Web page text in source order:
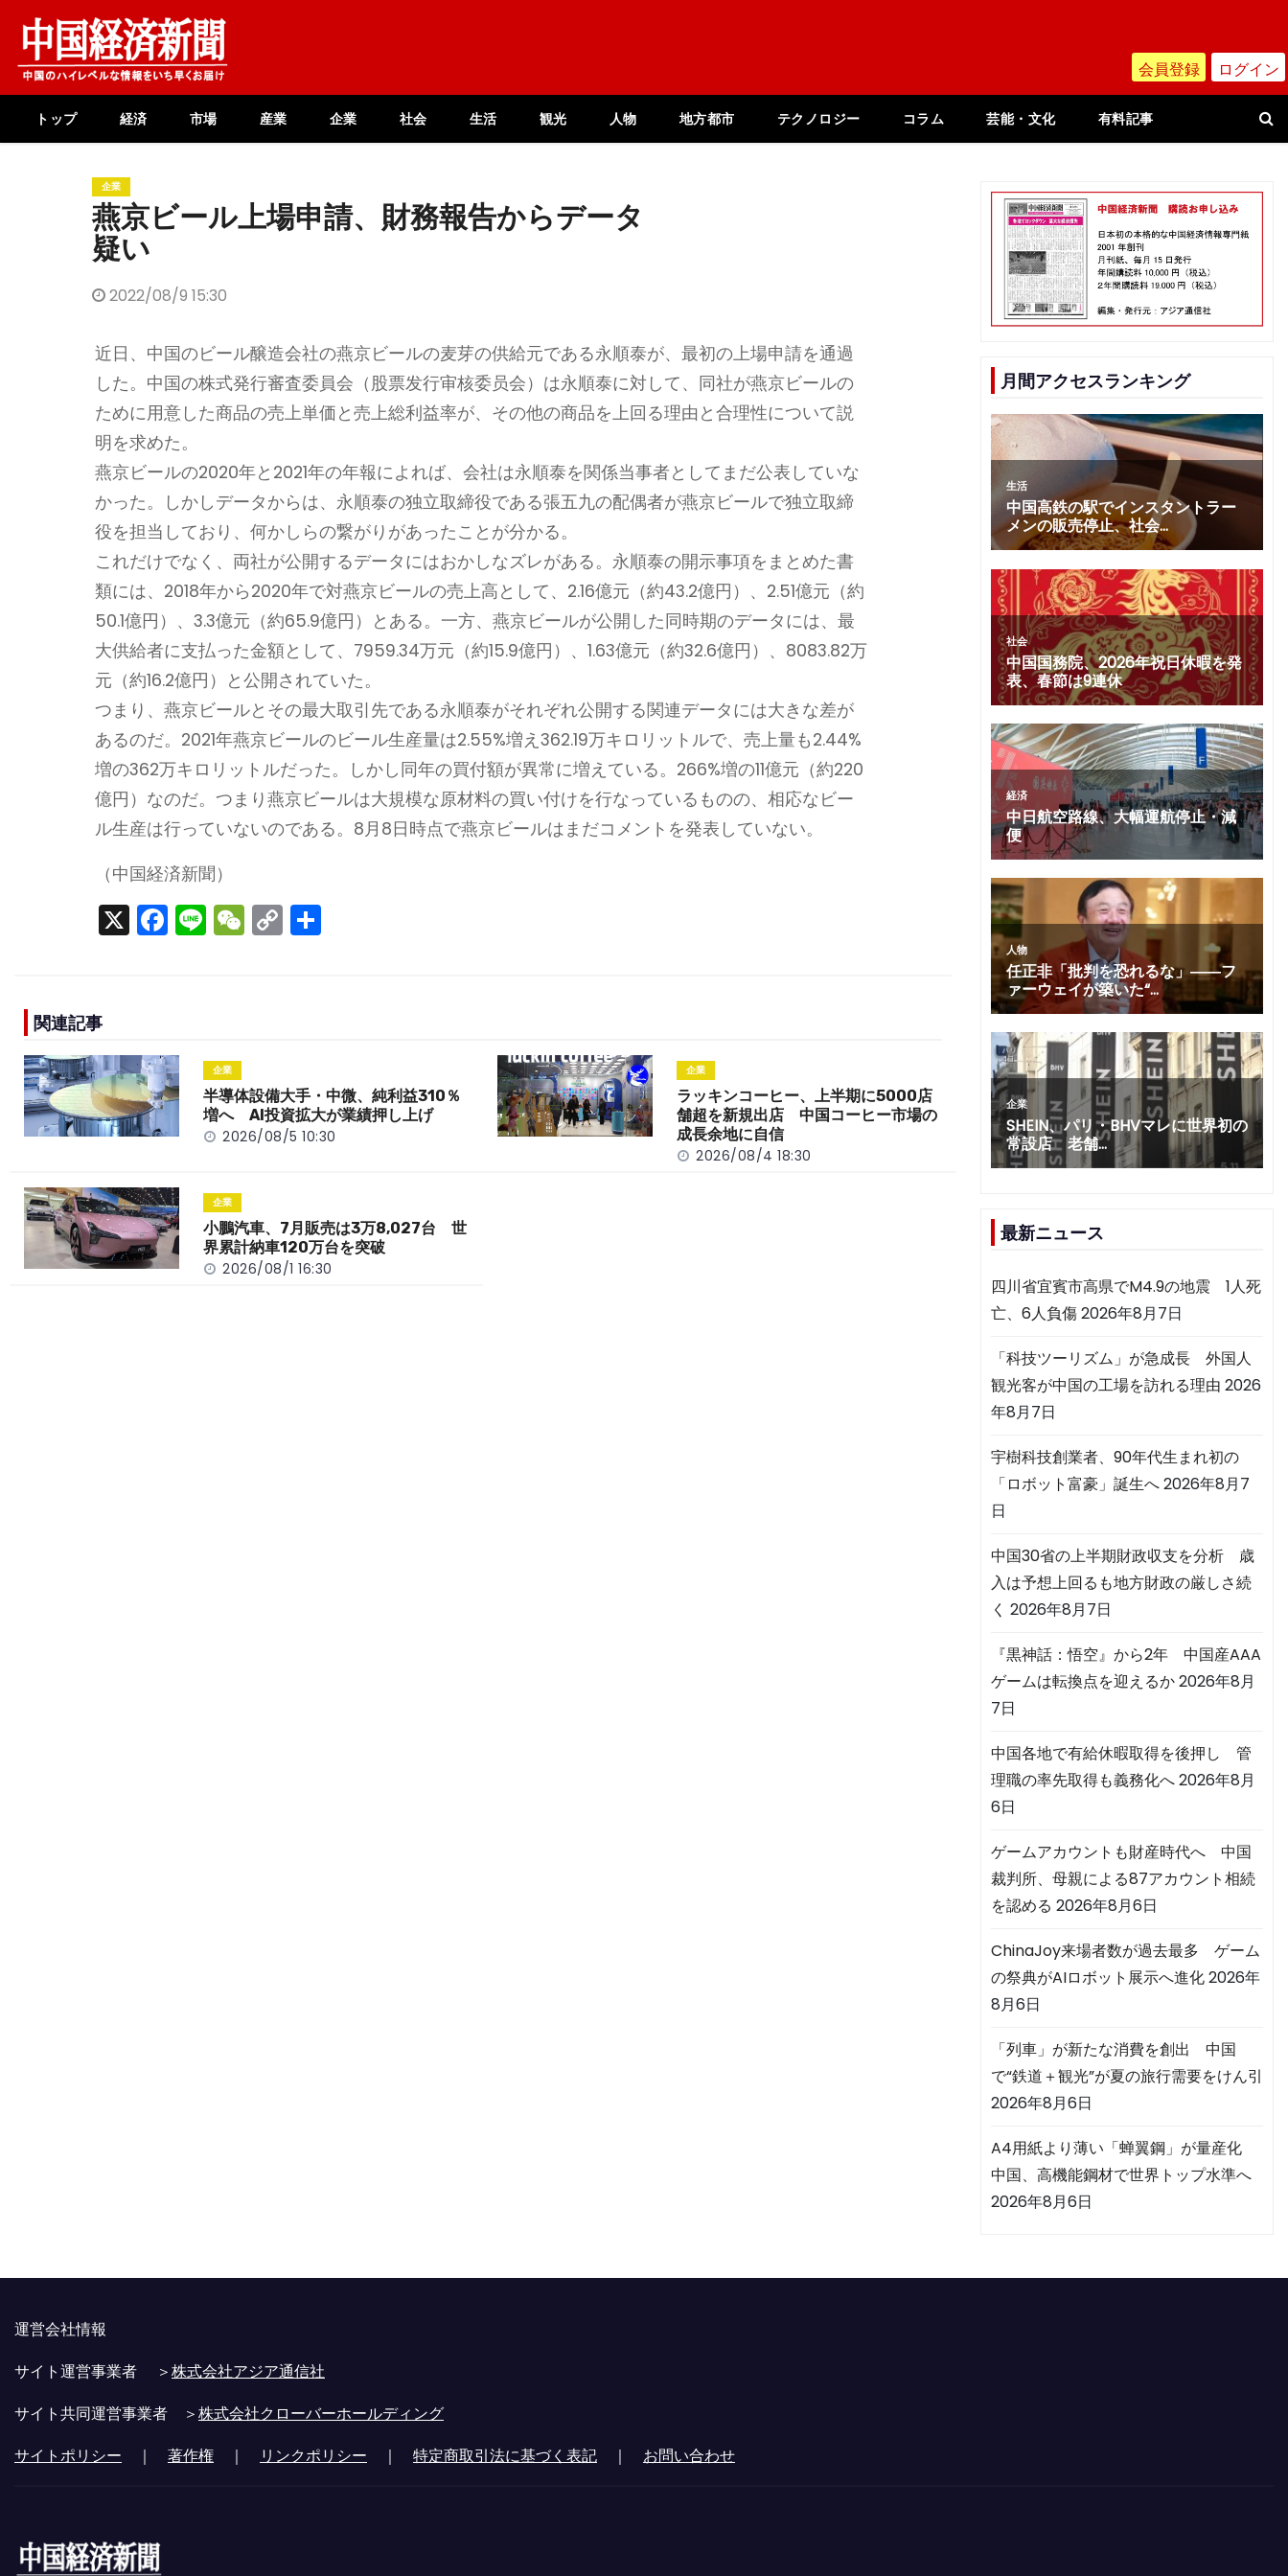
content
会員登録 ログイン
トップ 経済 市場 産業 企業 社会 生活 観光 人物 地方都市 テクノロジー コラム 芸能・文化 有料記事
企業
燕京ビール上場申請、財務報告からデータ
疑い
2022/08/9 15:30
近日、中国のビール醸造会社の燕京ビールの麦芽の供給元である永順泰が、最初の上場申請を通過
した。中国の株式発行審査委員会（股票发行审核委员会）は永順泰に対して、同社が燕京ビールの
ために用意した商品の売上単価と売上総利益率が、その他の商品を上回る理由と合理性について説
明を求めた。
燕京ビールの2020年と2021年の年報によれば、会社は永順泰を関係当事者としてまだ公表していな
かった。しかしデータからは、永順泰の独立取締役である張五九の配偶者が燕京ビールで独立取締
役を担当しており、何かしらの繋がりがあったことが分かる。
これだけでなく、両社が公開するデータにはおかしなズレがある。永順泰の開示事項をまとめた書
類には、2018年から2020年で対燕京ビールの売上高として、2.16億元（約43.2億円）、2.51億元（約
50.1億円）、3.3億元（約65.9億円）とある。一方、燕京ビールが公開した同時期のデータには、最
大供給者に支払った金額として、7959.34万元（約15.9億円）、1.63億元（約32.6億円）、8083.82万
元（約16.2億円）と公開されていた。
つまり、燕京ビールとその最大取引先である永順泰がそれぞれ公開する関連データには大きな差が
あるのだ。2021年燕京ビールのビール生産量は2.55%増え362.19万キロリットルで、売上量も2.44%
増の362万キロリットルだった。しかし同年の買付額が異常に増えている。266%増の11億元（約220
億円）なのだ。つまり燕京ビールは大規模な原材料の買い付けを行なっているものの、相応なビー
ル生産は行っていないのである。8月8日時点で燕京ビールはまだコメントを発表していない。
（中国経済新聞）
X F
a
o
o
k
Li
n
W
e
C
o
k
関連記事
企業
半導体設備大手・中微、純利益310％
増へ AI投資拡大が業績押し上げ
2026/08/5 10:30
企業
ラッキンコーヒー、上半期に5000店
舗超を新規出店 中国コーヒー市場の
成長余地に自信
2026/08/4 18:30
企業
小鵬汽車、7月販売は3万8,027台 世
界累計納車120万台を突破
2026/08/1 16:30
月間アクセスランキング
最新ニュース
四川省宜賓市高県でM4.9の地震 1人死
亡、6人負傷2026年8月7日
「科技ツーリズム」が急成長 外国人
観光客が中国の工場を訪れる理由 2026
年8月7日
宇樹科技創業者、90年代生まれ初の
「ロボット富豪」誕生へ2026年8月7
日
中国30省の上半期財政収支を分析 歳
入は予想上回るも地方財政の厳しさ続
く 2026年8月7日
『黒神話：悟空』から2年 中国産AAA
ゲームは転換点を迎えるか2026年8月
7日
中国各地で有給休暇取得を後押し 管
理職の率先取得も義務化へ2026年8月
6日
ゲームアカウントも財産時代へ 中国
裁判所、母親による87アカウント相続
を認める 2026年8月6日
ChinaJoy来場者数が過去最多 ゲーム
の祭典がAIロボット展示へ進化2026年
8月6日
「列車」が新たな消費を創出 中国
で“鉄道＋観光”が夏の旅行需要をけん引
2026年8月6日
A4用紙より薄い「蝉翼鋼」が量産化
中国、高機能鋼材で世界トップ水準へ
2026年8月6日
運営会社情報
サイト運営事業者 ＞株式会社アジア通信社
サイト共同運営事業者 ＞株式会社クローバーホールディング
サイトポリシー ｜ 著作権 ｜ リンクポリシー ｜ 特定商取引法に基づく表記 ｜ お問い合わせ